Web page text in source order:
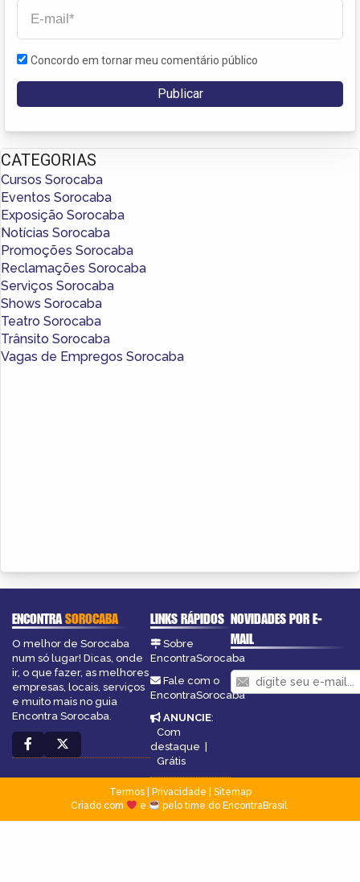
Concordo em tornar meu comentário público
CATEGORIAS
Cursos Sorocaba
Eventos Sorocaba
Exposição Sorocaba
Notícias Sorocaba
Promoções Sorocaba
Reclamações Sorocaba
Serviços Sorocaba
Shows Sorocaba
Teatro Sorocaba
Trânsito Sorocaba
Vagas de Empregos Sorocaba
ENCONTRASOROCABA
O melhor de Sorocaba
num só lugar! Dicas, onde
ir, o que fazer, as melhores
empresas, locais, serviços
e muito mais no guia
Encontra Sorocaba.
LINKS RÁPIDOS
Sobre
EncontraSorocaba
Fale com o
EncontraSorocaba
ANUNCIE:
Com
destaque
Grátis
NOVIDADES POR E-
MAIL
Termos| Privacidade
Sitemap
Criado com
e pelo time do EncontraBrasil